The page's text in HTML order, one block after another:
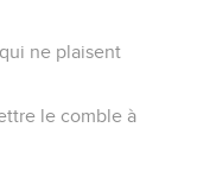
ne plaisent
le comble à